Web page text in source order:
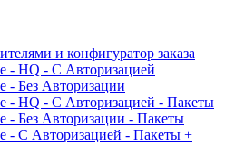
и конфигуратор заказа
- HQ - С Авторизацией
- Без Авторизации
- HQ - С Авторизацией - Пакеты
- Без Авторизации - Пакеты
- С Авторизацией - Пакеты +